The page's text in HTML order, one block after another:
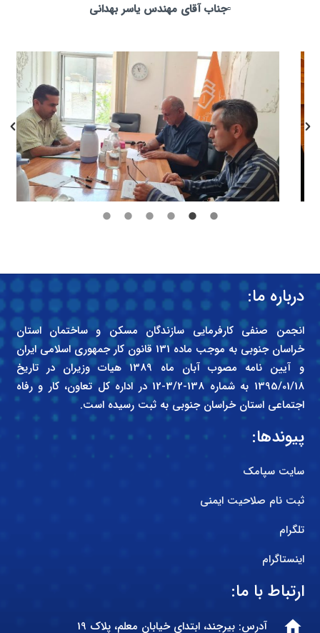
▫️جناب آقای مهندس یاسر بهدانی
درباره ما:
انجمن صنفی کارفرمایی سازندگان مسکن و ساختمان استان
خراسان جنوبی به موجب ماده 131 قانون کار جمهوری اسلامی ایران
و آیین نامه مصوب آبان ماه 1389 هیات وزیران در تاریخ
1395/01/18 به شماره 138-3/2-12 در اداره کل تعاون، کار و رفاه
اجتماعی استان خراسان جنوبی به ثبت رسیده است.
پیوندها:
سایت سپامک
ثبت نام صلاحیت ایمنی
تلگرام
اینستاگرام
ارتباط با ما:
home آدرس: بیرجند، ابتدای خیابان معلم، پلاک 19